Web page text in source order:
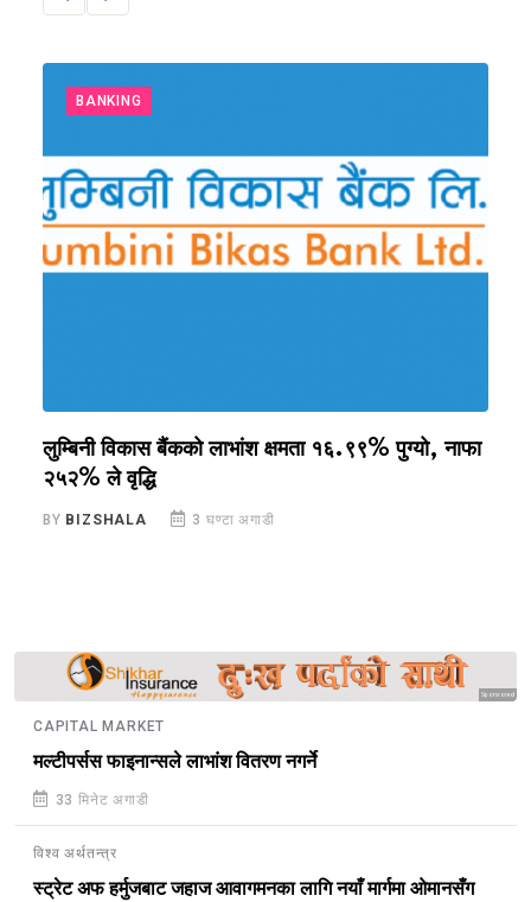
BANKING
लुम्बिनी विकास बैंकको लाभांश क्षमता १६.९९% पुग्यो, नाफा
२५२% ले वृद्धि
BY BIZSHALA 3 घण्टा अगाडी
Sponsored
CAPITAL MARKET
मल्टीपर्सस फाइनान्सले लाभांश वितरण नगर्ने
33 मिनेट अगाडी
विश्व अर्थतन्त्र
स्ट्रेट अफ हर्मुजबाट जहाज आवागमनका लागि नयाँ मार्गमा ओमानसँग